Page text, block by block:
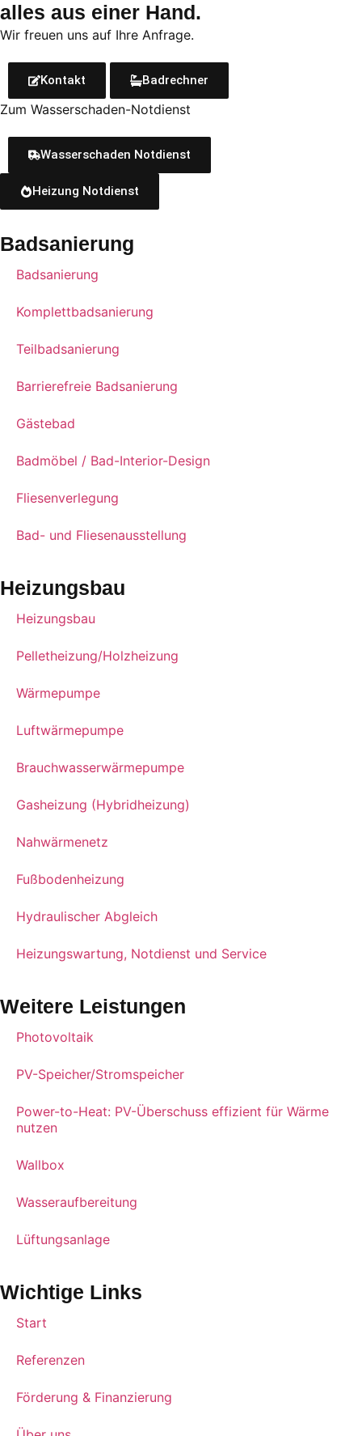
alles aus einer Hand.
Wir freu­en uns auf Ihre Anfrage.
Kontakt Badrechner
Zum Wasserschaden-Notdienst
Wasserschaden Notdienst
Heizung Notdienst
Badsanierung
Badsanierung
Komplettbadsanierung
Teilbadsanierung
Barrierefreie Badsanierung
Gästebad
Badmöbel / Bad-Interior-Design
Fliesenverlegung
Bad- und Fliesenausstellung
Heizungsbau
Heizungsbau
Pelletheizung/Holzheizung
Wärmepumpe
Luftwärmepumpe
Brauchwasserwärmepumpe
Gasheizung (Hybridheizung)
Nahwärmenetz
Fußbodenheizung
Hydraulischer Abgleich
Heizungswartung, Notdienst und Service
Weitere Leistungen
Photovoltaik
PV-Speicher/Stromspeicher
Power-to-Heat: PV-Überschuss effizient für Wärme
nutzen
Wallbox
Wasseraufbereitung
Lüftungsanlage
Wichtige Links
Start
Referenzen
Förderung & Finanzierung